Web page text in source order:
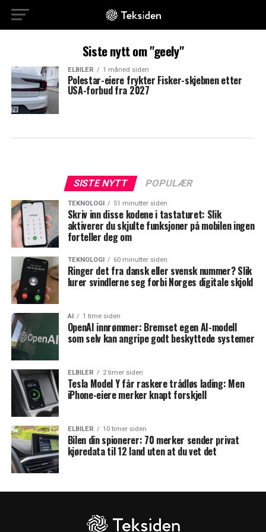
Siste nytt om "geely"
ELBILER 1 måned siden
Polestar-eiere frykter Fisker-skjebnen etter
USA-forbud fra 2027
SISTE NYTT POPULÆR
TEKNOLOGI 51 minutter siden
Skriv inn disse kodene i tastaturet: Slik
aktiverer du skjulte funksjoner på mobilen ingen
forteller deg om
TEKNOLOGI 60 minutter siden
Ringer det fra dansk eller svensk nummer? Slik
lurer svindlerne seg forbi Norges digitale skjold
AI 1 time siden
OpenAI innrømmer: Bremset egen AI-modell
som selv kan angripe godt beskyttede systemer
ELBILER 2 timer siden
Tesla Model Y får raskere trådløs lading: Men
iPhone-eiere merker knapt forskjell
ELBILER 10 timer siden
Bilen din spionerer: 70 merker sender privat
kjøredata til 12 land uten at du vet det